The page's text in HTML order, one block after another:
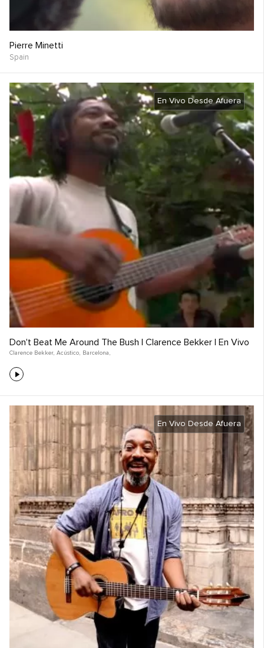
Pierre Minetti
Spain
En Vivo Desde Afuera
Don't Beat Me Around The Bush | Clarence Bekker | En Vivo
Clarence Bekker, Acústico, Barcelona,
En Vivo Desde Afuera